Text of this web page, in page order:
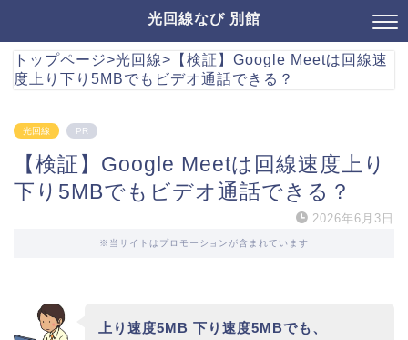
光回線なび 別館
トップページ>光回線> 【検証】Google Meetは回線速
度上り下り5MBでもビデオ通話できる？
光回線 PR
【検証】Google Meetは回線速度上り
下り5MBでもビデオ通話できる？
2026年6月3日
※当サイトはプロモーションが含まれています
上り速度5MB 下り速度5MBでも、